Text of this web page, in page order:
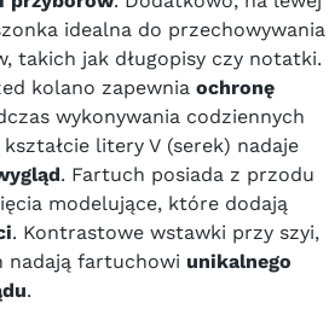
idealna do przechowywania
takich jak długopisy czy notatki.
kolano zapewnia ochronę
wykonywania codziennych
litery V (serek) nadaje
. Fartuch posiada z przodu
modelujące, które dodają
. Kontrastowe wstawki przy szyi,
nadają fartuchowi unikalnego
.